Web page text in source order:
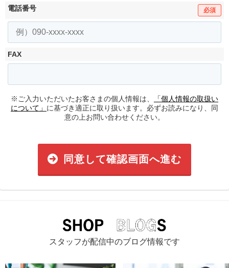
電話番号 必須
FAX
※ご入力いただいたお客さまの個人情報は、
「個人情報の取扱い
について」 に基づき適正に取り扱います。必ずお読みになり、同
意の上お問い合わせください。
同意して確認画面へ進む
スタッフが配信中のブログ情報です